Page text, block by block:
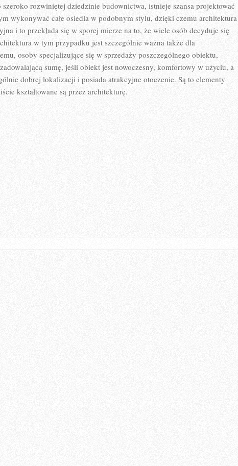
rozwiniętej dziedzinie budownictwa, istnieje szansa projektować
wykonywać całe osiedla w podobnym stylu, dzięki czemu architektura
i to przekłada się w sporej mierze na to, że wiele osób decyduje się
w tym przypadku jest szczególnie ważna także dla
osoby specjalizujące się w sprzedaży poszczególnego obiektu,
sumę, jeśli obiekt jest nowoczesny, komfortowy w użyciu, a
dobrej lokalizacji i posiada atrakcyjne otoczenie. Są to elementy
kształtowane są przez architekturę.